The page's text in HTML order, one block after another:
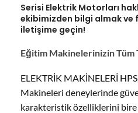
Serisi Elektrik Motorları
ekibimizden bilgi almak ve
iletişime geçin!
Eğitim Makinelerinizin Tüm
ELEKTRİK MAKİNELERİ
Makineleri deneylerinde
karakteristik özelliklerini bire